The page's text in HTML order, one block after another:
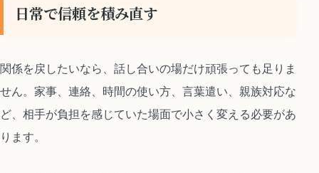
日常で信頼を積み直す
関係を戻したいなら、話し合いの場だけ頑張っても足りま
せん。家事、連絡、時間の使い方、言葉遣い、親族対応な
ど、相手が負担を感じていた場面で小さく変える必要があ
ります。